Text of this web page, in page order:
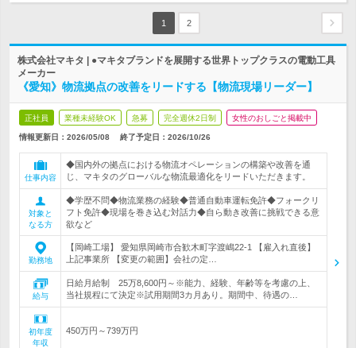
1 2
株式会社マキタ | ●マキタブランドを展開する世界トップクラスの電動工具
メーカー
《愛知》物流拠点の改善をリードする【物流現場リーダー】
正社員 業種未経験OK 急募 完全週休2日制 女性のおしごと掲載中
情報更新日：2026/05/08 終了予定日： 2026/10/26
仕事内容
◆国内外の拠点における物流オペレーションの構築や改善を通
じ、マキタのグローバルな物流最適化をリードいただきます。
対象と
なる方
◆学歴不問◆物流業務の経験◆普通自動車運転免許◆フォークリ
フト免許◆現場を巻き込む対話力◆自ら動き改善に挑戦できる意
欲など
勤務地
【岡崎工場】 愛知県岡崎市合歓木町字渡嶋22-1 【雇入れ直後】
上記事業所 【変更の範囲】会社の定…
給与
日給月給制 25万8,600円～※能力、経験、年齢等を考慮の上、
当社規程にて決定※試用期間3カ月あり。期間中、待遇の…
初年度
年収
450万円～739万円